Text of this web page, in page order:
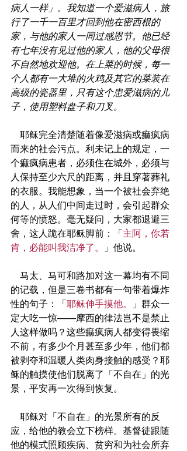
病人一样」。我知道一个爱滋病人，旅
行了一千一百里才回到他在密西根的
家，与他的家人一同过感恩节。他已经
有七年没有见过他的家人，他的父母很
不自然地欢迎他。在上菜的时候，每一
个人都有一大堆的火鸡及其它的菜装在
高级的瓷器里，只有这个患爱滋病的儿
子，使用塑料盘子和刀叉。
而来的社会污点。利未记上的规定，一
个痲疯病患者，必须住在城外，必须与
人保持至少六尺的距离，并且穿著葬礼
的衣服。我能想象，当一个被社会弃绝
的人，从人们中间走过时，会引起群众
何等的愤怒。毫无疑问，大家都退避三
舍，这人跪在耶稣脚前：「主阿，你若
肯，必能叫我洁净了。
」他说。
的记载，但是三卷书都有一句带着爆炸
性的句子：「耶稣伸手摸他。
」群众一
定大吃一惊——摩西的律法岂不是禁止
人这样做吗？这些痲疯病人都变得畏缩
不前，有多少个月甚至多少年，他们都
被剥夺和温暖人类肉身接触的感受？耶
稣的触摸使他们脱离了「不自在」的光
景，平安再一次得到恢复。
应，给他的教会立下榜样。基督徒跟随
他的模式照顾疾病、贫穷和为社会所弃